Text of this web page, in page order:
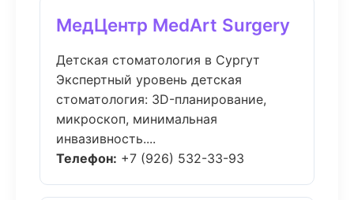
МедЦентр MedArt Surgery
Детская стоматология в Сургут
Экспертный уровень детская
стоматология: 3D-планирование,
микроскоп, минимальная
инвазивность....
Телефон: +7 (926) 532-33-93